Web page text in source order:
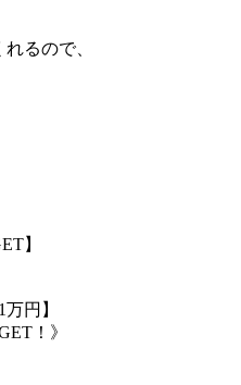
るので、
】
円】
！》